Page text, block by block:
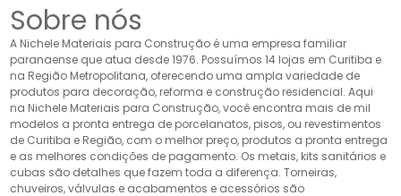
Sobre nós
A Nichele Materiais para Construção é uma empresa familiar
paranaense que atua desde 1976. Possuímos 14 lojas em Curitiba e
na Região Metropolitana, oferecendo uma ampla variedade de
produtos para decoração, reforma e construção residencial. Aqui
na Nichele Materiais para Construção, você encontra mais de mil
modelos a pronta entrega de porcelanatos, pisos, ou revestimentos
de Curitiba e Região, com o melhor preço, produtos a pronta entrega
e as melhores condições de pagamento. Os metais, kits sanitários e
cubas são detalhes que fazem toda a diferença. Torneiras,
chuveiros, válvulas e acabamentos e acessórios são